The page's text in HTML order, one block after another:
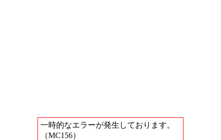
一時的なエラーが発生しております。
（MC156）